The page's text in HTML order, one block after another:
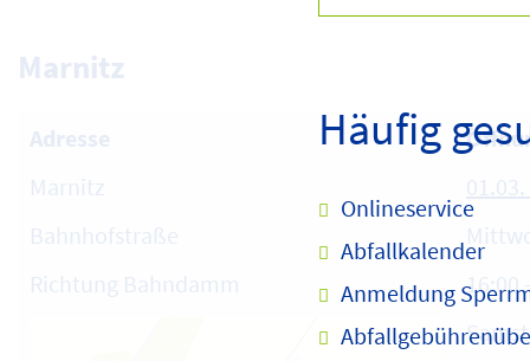
Häufig
Onlineservice
Abfallkalender
Anmeldung
Marnitz
Adresse
Marnitz
Bahnhofstraße
Richtung Bahndamm
16:00